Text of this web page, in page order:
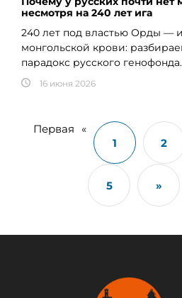
несмотря на 240 лет ига
240 лет под властью Орды —
монгольской крови:
парадокс русского генофонда.
16 июня 2026
Первая
«
1
2
5 »